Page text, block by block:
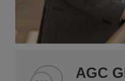
AGC